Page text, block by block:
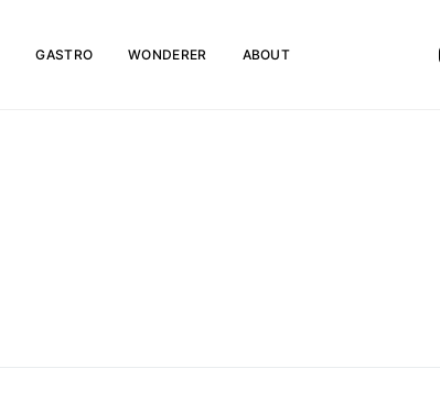
GASTRO WONDERER ABOUT